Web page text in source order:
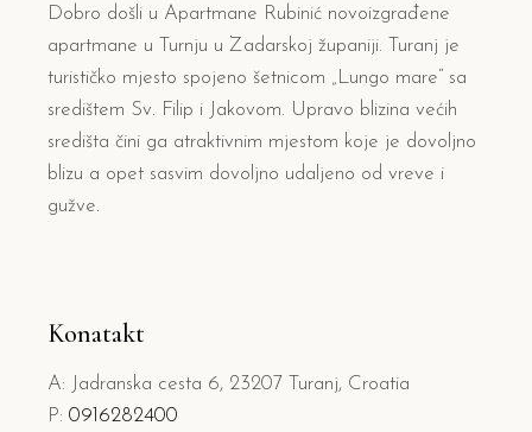
Dobro došli u Apartmane Rubinić novoizgrađene
apartmane u Turnju u Zadarskoj županiji. Turanj je
turističko mjesto spojeno šetnicom „Lungo mare“ sa
središtem Sv. Filip i Jakovom. Upravo blizina većih
središta čini ga atraktivnim mjestom koje je dovoljno
blizu a opet sasvim dovoljno udaljeno od vreve i
gužve.
Konatakt
A: Jadranska cesta 6, 23207 Turanj, Croatia
P: 0916282400